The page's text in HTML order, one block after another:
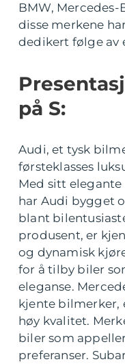
BMW, Mercedes-
disse merkene
dedikert følge av
på S:
Audi, et tysk
førsteklasses
Med sitt
har Audi bygget
blant
produsent, er
og dynamisk
for å tilby biler
eleganse.
kjente bilmerker,
høy kvalitet.
biler som
preferanser.